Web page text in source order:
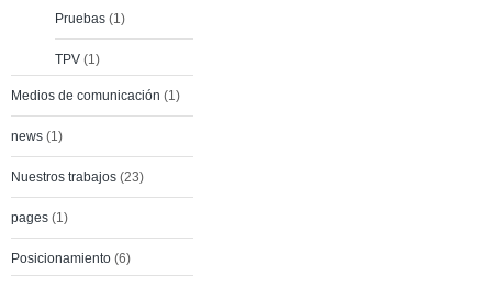
Pruebas (1)
TPV (1)
Medios de comunicación (1)
news (1)
Nuestros trabajos (23)
pages (1)
Posicionamiento (6)